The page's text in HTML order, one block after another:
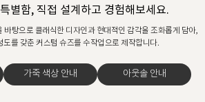
별함, 직접 설계하고 경험해보세요.
바탕으로 클래식한 디자인과 현대적인 감각을 조화롭게 담아,
도를 갖춘 커스텀 슈즈를 수작업으로 제작합니다.
가죽 색상 안내 아웃솔 안내